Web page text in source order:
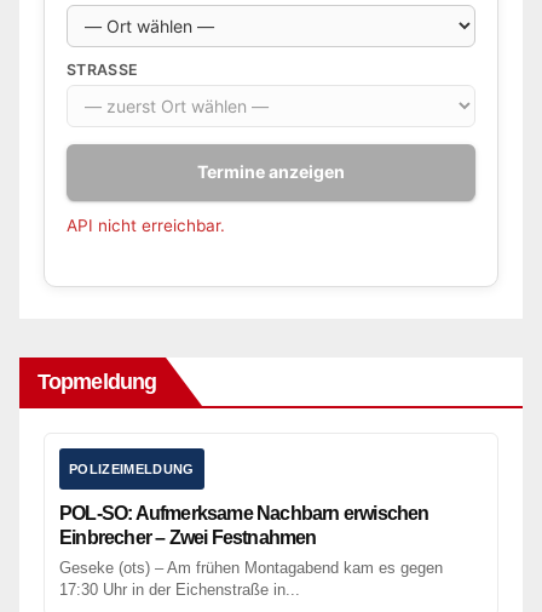
STRASSE
Termine anzeigen
API nicht erreichbar.
Topmeldung
POLIZEIMELDUNG
POL-SO: Aufmerksame Nachbarn erwischen
Einbrecher – Zwei Festnahmen
Geseke (ots) – Am frühen Montagabend kam es gegen
17:30 Uhr in der Eichenstraße in...